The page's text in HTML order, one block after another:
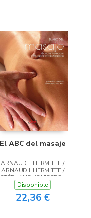
El ABC del masaje
ARNAUD L'HERMITTE /
ARNAUD L’HERMITTE /
STÉPHANE KONIECPOL
Disponible
22,36 €